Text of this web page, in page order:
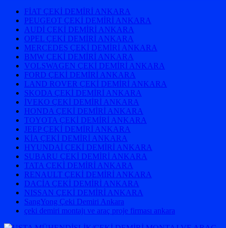
FİAT ÇEKİ DEMİRİ ANKARA
PEUGEOT ÇEKİ DEMİRİ ANKARA
AUDİ ÇEKİ DEMİRİ ANKARA
OPEL ÇEKİ DEMİRİ ANKARA
MERCEDES ÇEKİ DEMİRİ ANKARA
BMW ÇEKİ DEMİRİ ANKARA
VOLSWAGEN ÇEKİ DEMİRİ ANKARA
FORD ÇEKİ DEMİRİ ANKARA
LAND ROVER ÇEKİ DEMİRİ ANKARA
SKODA ÇEKİ DEMİRİ ANKARA
İVEKO ÇEKİ DEMİRİ ANKARA
HONDA ÇEKİ DEMİRİ ANKARA
TOYOTA ÇEKİ DEMİRİ ANKARA
JEEP ÇEKİ DEMİRİ ANKARA
KİA ÇEKİ DEMİRİ ANKARA
HYUNDAİ ÇEKİ DEMİRİ ANKARA
SUBARU ÇEKİ DEMİRİ ANKARA
TATA ÇEKİ DEMİRİ ANKARA
RENAULT ÇEKİ DEMİRİ ANKARA
DACİA ÇEKİ DEMİRİ ANKARA
NISSAN ÇEKİ DEMİRİ ANKARA
SangYong Çeki Demiri Ankara
çeki demiri montajı ve araç proje firması ankara